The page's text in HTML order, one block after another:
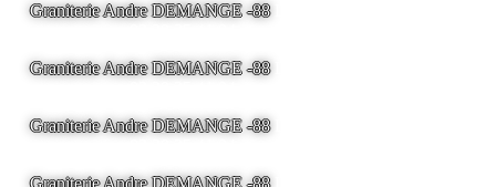
Graniterie Andre DEMANGE -88
Graniterie Andre DEMANGE -88
Graniterie Andre DEMANGE -88
Graniterie Andre DEMANGE -88